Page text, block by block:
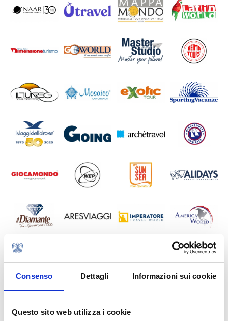
Consenso Dettagli Informazioni sui cookie
Questo sito web utilizza i cookie